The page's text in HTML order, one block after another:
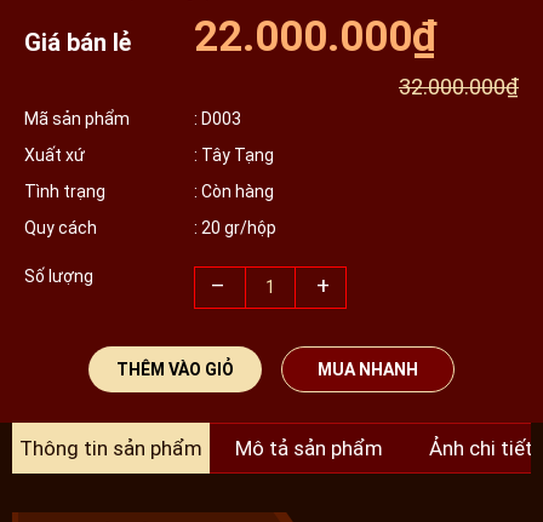
Giá bán lẻ 22.000.000₫
32.000.000₫
Mã sản phẩm
: D003
Xuất xứ
: Tây Tạng
Tình trạng
: Còn hàng
Quy cách
: 20 gr/hộp
Số lượng – +
THÊM VÀO GIỎ MUA NHANH
Thông tin sản phẩm Mô tả sản phẩm Ảnh chi tiết